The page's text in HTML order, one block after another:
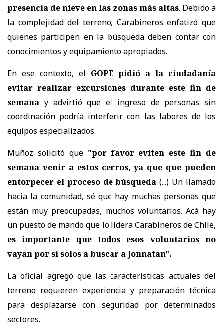
presencia de nieve en las zonas más altas. Debido a
la complejidad del terreno, Carabineros enfatizó que
quienes participen en la búsqueda deben contar con
conocimientos y equipamiento apropiados.
En ese contexto, el GOPE pidió a la ciudadanía
evitar realizar excursiones durante este fin de
semana y advirtió que el ingreso de personas sin
coordinación podría interferir con las labores de los
equipos especializados.
Muñoz solicitó que "por favor eviten este fin de
semana venir a estos cerros, ya que que pueden
entorpecer el proceso de búsqueda (...) Un llamado
hacia la comunidad, sé que hay muchas personas que
están muy preocupadas, muchos voluntarios. Acá hay
un puesto de mando que lo lidera Carabineros de Chile,
es importante que todos esos voluntarios no
vayan por sí solos a buscar a Jonnatan".
La oficial agregó que las características actuales del
terreno requieren experiencia y preparación técnica
para desplazarse con seguridad por determinados
sectores.